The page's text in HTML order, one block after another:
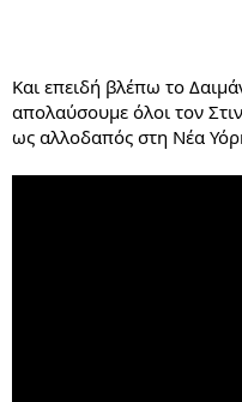
Και επειδή βλέπω το
απολαύσουμε όλοι τον
ως αλλοδαπός στη Νέα